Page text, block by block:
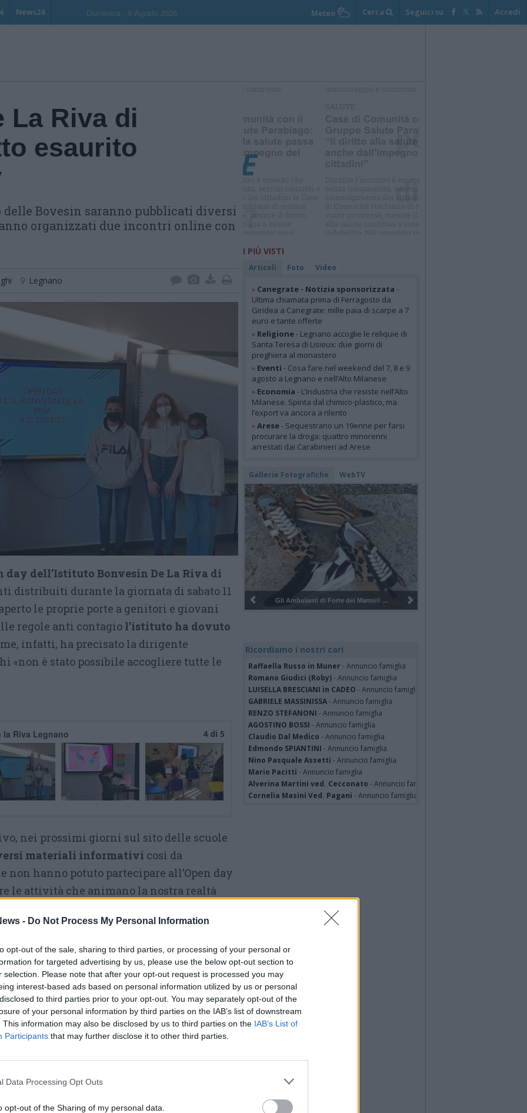
- Do Not Process My Personal Information
opt-out of the sale, sharing to third parties, or processing of your personal or
for targeted advertising by us, please use the below opt-out section to
selection. Please note that after your opt-out request is processed you may
interest-based ads based on personal information utilized by us or personal
to third parties prior to your opt-out. You may separately opt-out of the
of your personal information by third parties on the IAB’s list of downstream
This information may also be disclosed by us to third parties on the IAB’s List of
Participants that may further disclose it to other third parties.
Data Processing Opt Outs
opt-out of the Sharing of my personal data.
News24 Domenica , 9 Agosto 2026 Meteo Cerca Seguici su Accedi
La Riva di
esaurito
Bovesin saranno pubblicati diversi
organizzati due incontri online con
Legnano
day dell’Istituto Bonvesin De La Riva di
distribuiti durante la giornata di sabato 11
le proprie porte a genitori e giovani
regole anti contagio l’istituto ha dovuto
infatti, ha precisato la dirigente
«non è stato possibile accogliere tutte le
Riva Legnano 4 di 5
nei prossimi giorni sul sito delle scuole
materiali informativi così da
non hanno potuto partecipare all’Open day
le attività che animano la nostra realtà
Osnaghi incontrerà i genitori
gennaio. Per partecipare è necessario
Via Confalonieri, 5
Castronno
Tutti gli eventi
diagosto
abbiamo a cuore l'informazione del nostro
sempre in prima linea per informarvi in modo
I PIÙ VISTI
Articoli Foto Video
» Canegrate - Notizia sponsorizzata -
Ultima chiamata prima di Ferragosto da
Giridea a Canegrate: mille paia di scarpe a 7
euro e tante offerte
» Religione- Legnano accoglie le reliquie di
Santa Teresa di Lisieux: due giorni di
preghiera al monastero
» Eventi - Cosa fare nel weekend del 7, 8 e 9
agosto a Legnano e nell’Alto Milanese
» Economia - L’industria che resiste nell’Alto
Milanese. Spinta dal chimico-plastico, ma
l’export va ancora a rilento
» Arese- Sequestrano un 19enne per farsi
procurare la droga: quattro minorenni
arrestati dai Carabinieri ad Arese
Gallerie Fotografiche WebTV
Pulizia del bosco del Rugareto a ...
Ricordiamo i nostri cari
Raffaella Russo in Muner - Annuncio famiglia
Romano Giudici (Roby)- Annuncio famiglia
LUISELLA BRESCIANI in CADEO - Annuncio famiglia
GABRIELE MASSINISSA- Annuncio famiglia
RENZO STEFANONI - Annuncio famiglia
AGOSTINO BOSSI - Annuncio famiglia
Claudio Dal Medico - Annuncio famiglia
Edmondo SPIANTINI - Annuncio famiglia
Nino Pasquale Assetti - Annuncio famiglia
Mario Pacitti - Annuncio famiglia
Alverina Martini ved. Cecconato - Annuncio famiglia
Cornelia Masini Ved. Pagani - Annuncio famiglia